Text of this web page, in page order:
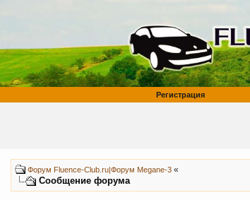
Регистрация
Форум Fluence-Club.ru|Форум Megane-3 «
Сообщение форума